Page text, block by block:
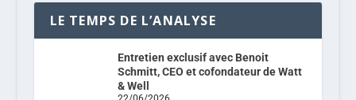
LE TEMPS DE L’ANALYSE
Entretien exclusif avec Benoit
Schmitt, CEO et cofondateur de Watt
& Well